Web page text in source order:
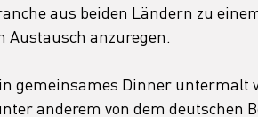
aus beiden Ländern zu
anzuregen.
gemeinsames Dinner untermalt
anderem von dem deutschen